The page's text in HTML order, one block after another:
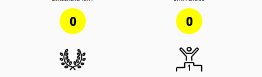
0 0